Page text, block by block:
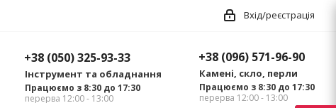
Вхід/реєстрація
+38 (096) 571-96-90
Камені, скло, перли
Працюємо з 8:30 до 17:30
перерва 12:00 - 13:00
+38 (050) 325-93-33
Інструмент та обладнання
Працюємо з 8:30 до 17:30
перерва 12:00 - 13:00